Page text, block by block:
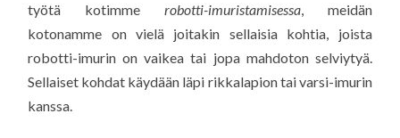
työtä kotimme robotti-imuristamisessa, meidän
kotonamme on vielä joitakin sellaisia kohtia, joista
robotti-imurin on vaikea tai jopa mahdoton selviytyä.
Sellaiset kohdat käydään läpi rikkalapion tai varsi-imurin
kanssa.